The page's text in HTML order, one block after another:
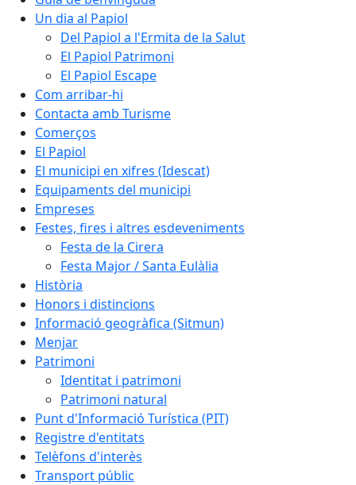
Un dia al Papiol
Del Papiol a l'Ermita de la Salut
El Papiol Patrimoni
El Papiol Escape
Com arribar-hi
Contacta amb Turisme
Comerços
El Papiol
El municipi en xifres (Idescat)
Equipaments del municipi
Empreses
Festes, fires i altres esdeveniments
Festa de la Cirera
Festa Major / Santa Eulàlia
Història
Honors i distincions
Informació geogràfica (Sitmun)
Menjar
Patrimoni
Identitat i patrimoni
Patrimoni natural
Punt d'Informació Turística (PIT)
Registre d'entitats
Telèfons d'interès
Transport públic